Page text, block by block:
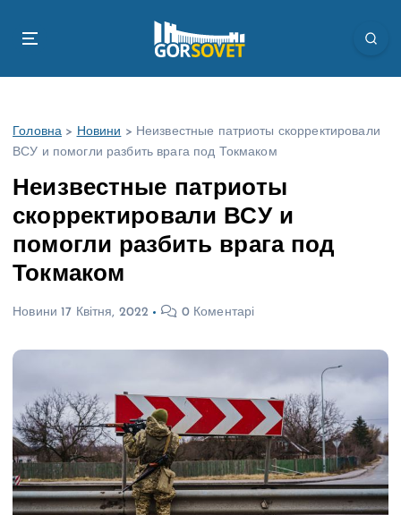
Головна > Новини > Неизвестные патриоты скорректировали
ВСУ и помогли разбить врага под Токмаком
Неизвестные патриоты
скорректировали ВСУ и
помогли разбить врага под
Токмаком
Новини 17 Квітня, 2022 0 Коментарі